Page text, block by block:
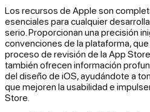
Los recursos de Apple son
esenciales para cualquier
serio. Proporcionan una precisión
convenciones de la plataforma,
proceso de revisión de la App
también ofrecen información
del diseño de iOS, ayudándote a
que mejoren la usabilidad e
Store.